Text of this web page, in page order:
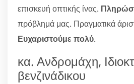
επισκευή οπτικής ίνας.
πρόβλημά μας. Πραγματικά
Ευχαριστούμε πολύ.
κα. Ανδρομάχη,
βενζινάδικου